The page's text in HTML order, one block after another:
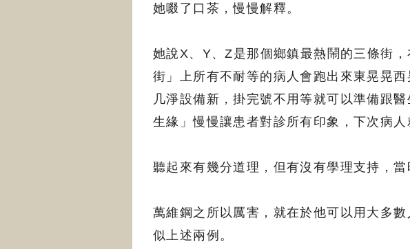
她啜了口茶，慢慢解釋。
她說X、Y、Z是那個鄉鎮最熱鬧的三條街
街」上所有不耐等的病人會跑出來東晃晃
几淨設備新，掛完號不用等就可以準備跟
生緣」慢慢讓患者對診所有印象，下次病人
聽起來有幾分道理，但有沒有學理支持，當
萬維鋼之所以厲害，就在於他可以用大多
似上述兩例。